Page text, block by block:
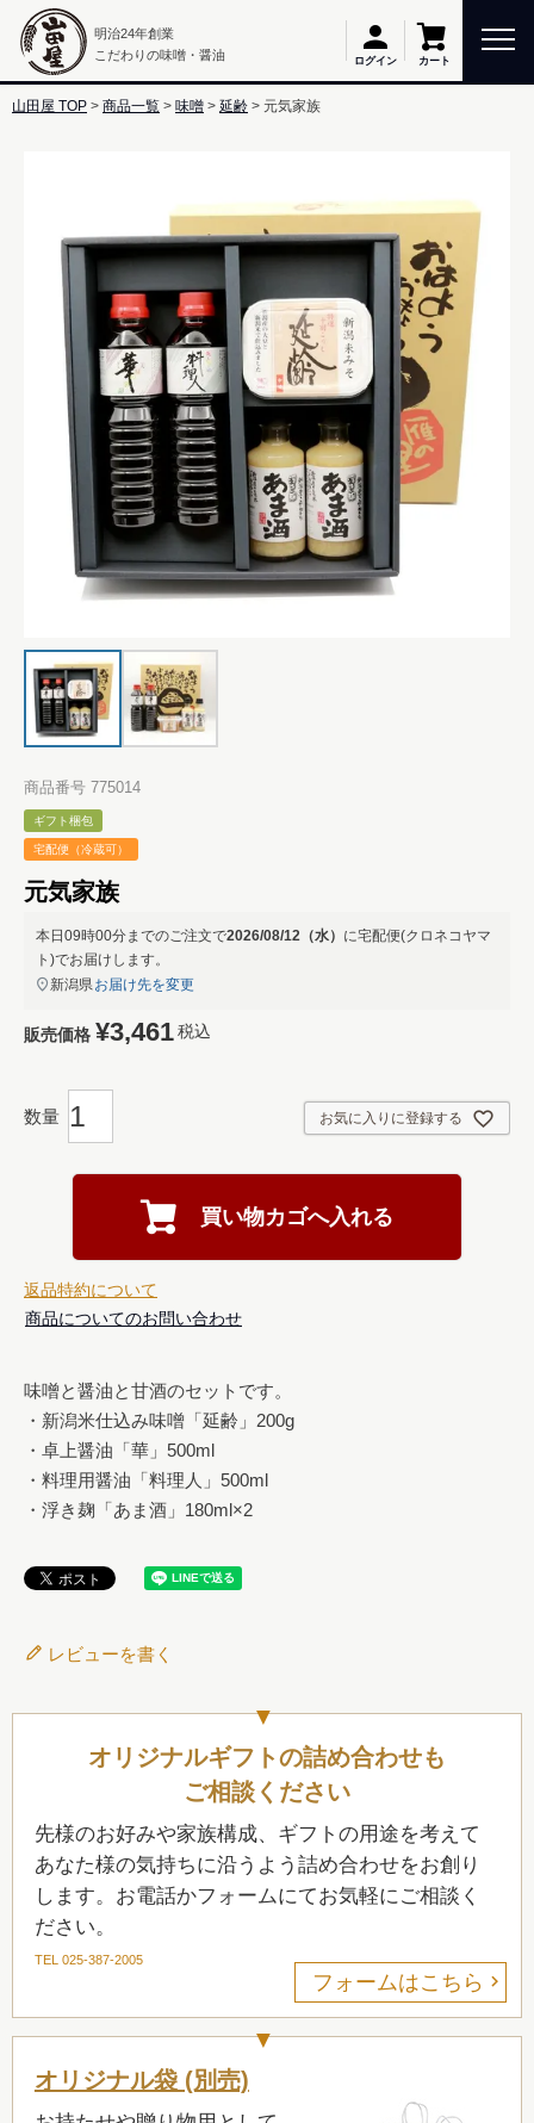
明治24年創業
こだわりの味噌・醤油
ログイン カート
山田屋 TOP 商品一覧 味噌 延齢 元気家族
商品番号 775014
ギフト梱包
宅配便（冷蔵可）
元気家族
本日09時00分までのご注文で2026/08/12（水） に宅配便(クロネコヤマ
ト)でお届けします。
新潟県 お届け先を変更
販売価格 ¥3,461税込
お気に入りに登録する
買い物カゴへ入れる
返品特約について
商品についてのお問い合わせ
味噌と醤油と甘酒のセットです。
・新潟米仕込み味噌「延齢」200g
・卓上醤油「華」500ml
・料理用醤油「料理人」500ml
レビューを書く
オリジナルギフトの詰め合わせも
ご相談ください
先様のお好みや家族構成、ギフトの用途を考えて
あなた様の気持ちに沿うよう詰め合わせをお創り
します。お電話かフォームにてお気軽にご相談く
ださい。
TEL 025-387-2005
フォームはこちら
オリジナル袋 (別売)